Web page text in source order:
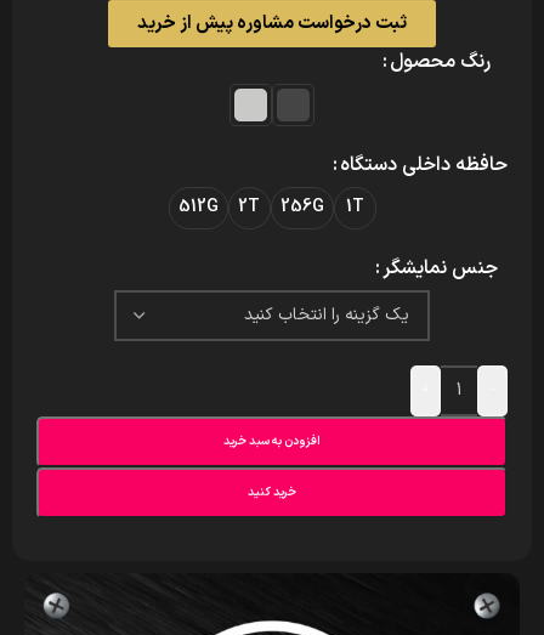
ثبت درخواست مشاوره پیش از خرید
رنگ محصول
حافظه داخلی دستگاه
1T
256G
2T
512G
جنس نمایشگر
افزودن به سبد خرید
خرید کنید